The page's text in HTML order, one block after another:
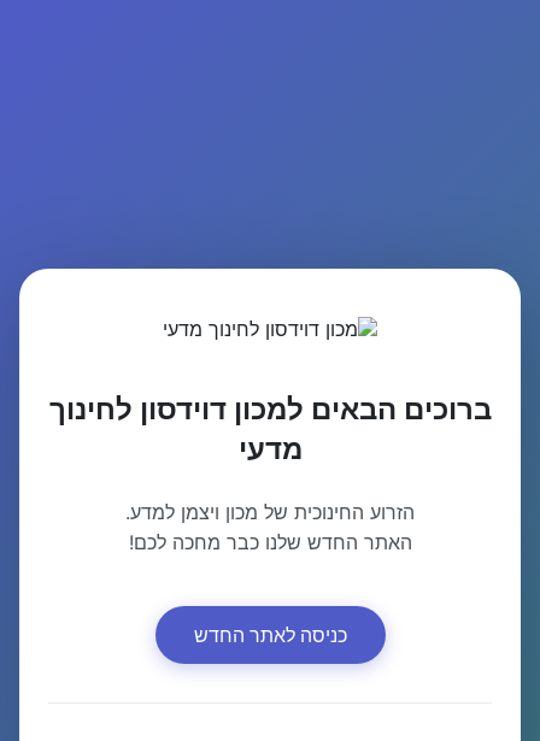
ברוכים הבאים למכון דוידסון לחינוך
מדעי
הזרוע החינוכית של מכון ויצמן למדע.
האתר החדש שלנו כבר מחכה לכם!
כניסה לאתר החדש